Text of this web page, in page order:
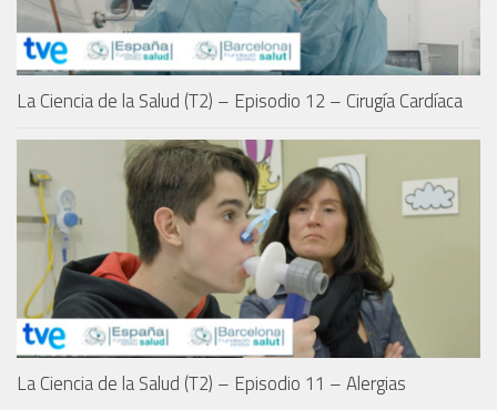
La Ciencia de la Salud (T2) – Episodio 12 – Cirugía Cardíaca
La Ciencia de la Salud (T2) – Episodio 11 – Alergias